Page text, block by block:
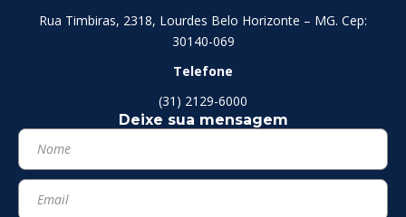
Rua Timbiras, 2318, Lourdes Belo Horizonte – MG. Cep:
30140-069
Telefone
(31) 2129-6000
Deixe sua mensagem